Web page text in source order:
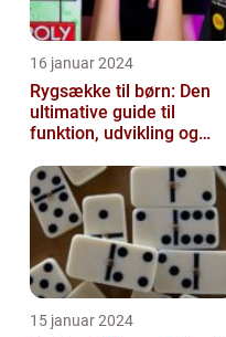
16 januar 2024
Rygsække til børn: Den
ultimative guide til
funktion, udvikling og
overveje
15 januar 2024